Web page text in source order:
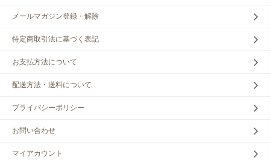
メールマガジン登録・解除
特定商取引法に基づく表記
お支払方法について
配送方法・送料について
プライバシーポリシー
お問い合わせ
マイアカウント